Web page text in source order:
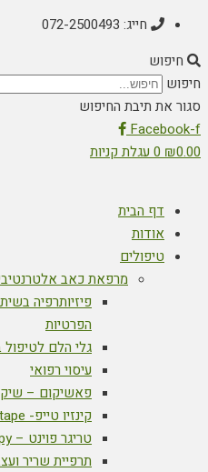
חייג: 072-2500493
חיפוש
חיפוש
סגור את תיבת החיפוש
Facebook-f
₪0.00
0 עגלת קניות
דף הבית
אודות
טיפולים
מרפאת כאב
פיזיותרפיה
הפרטיות
גלי הלם
עיסוי רפואי
פאשיקום –
קינזיו טייפ- kinesio tape
טריגר פוינט – trigger point therapy
תרפיית שריר